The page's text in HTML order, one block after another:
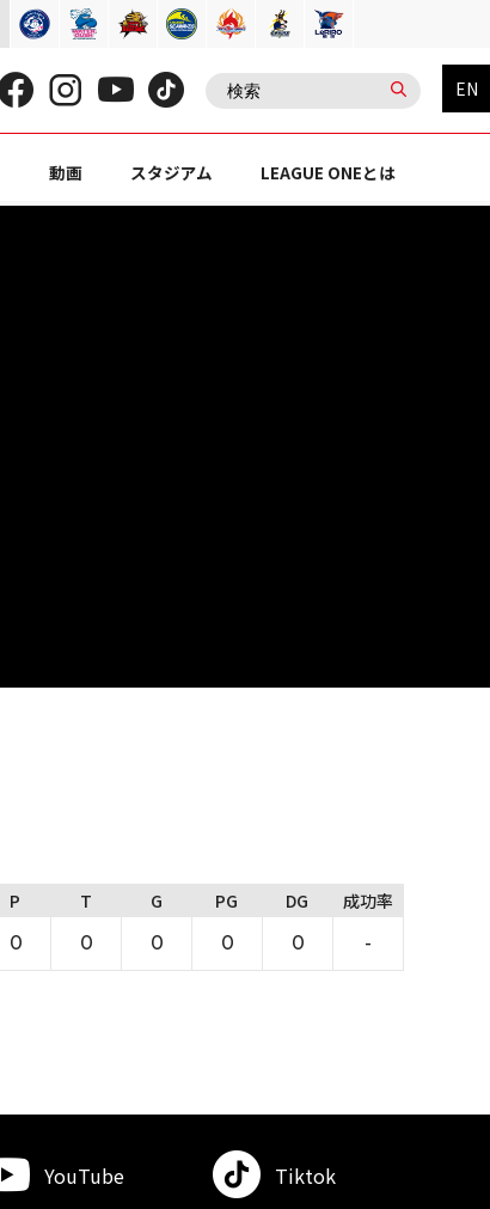
EN
動画 スタジアム LEAGUE ONEとは
P T G PG DG 成功率
0 0 0 0 0 -
YouTube Tiktok